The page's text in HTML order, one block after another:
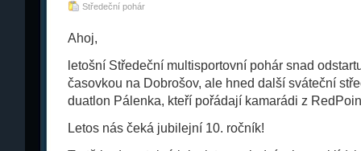
Středeční pohár
Ahoj,
letošní Středeční multisportovní pohár snad
časovkou na Dobrošov, ale hned další sváteční
duatlon Pálenka, kteří pořádají kamarádi z
Letos nás čeká jubilejní 10. ročník!